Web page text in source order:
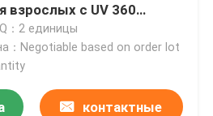
взрослых с UV 360
чашей и 4
：2 единицы
：Negotiable based on order lot
контактные